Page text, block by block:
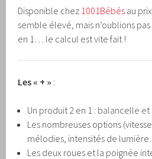
Disponible chez 1001Bébés au
semble élevé, mais n’oublions pas
en 1… le calcul est vite fait !
Les « + » :
Un produit 2 en 1 : balancelle et
Les nombreuses options
mélodies, intensités de
Les deux roues et la poignée